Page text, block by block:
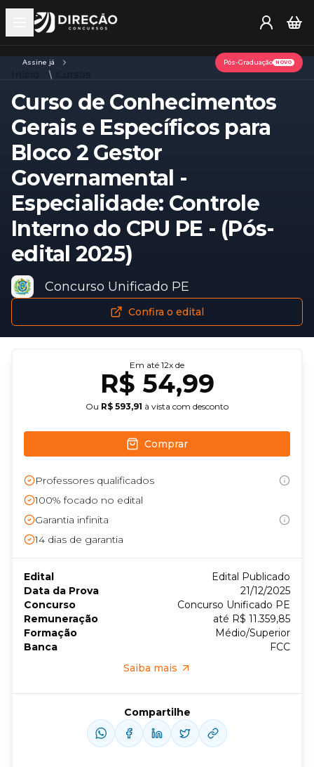
Open main menu
Assine já Pós-Graduação NOVO
Curso de Conhecimentos
Gerais e Específicos para
Bloco 2 Gestor
Governamental -
Especialidade: Controle
Interno do CPU PE - (Pós-
edital 2025)
Concurso Unificado PE
Confira o edital
Em até 12x de
R$ 54,99
Ou R$ 593,91 à vista com desconto
Comprar
Professores qualificados
100% focado no edital
Garantia infinita
14 dias de garantia
Edital
Edital Publicado
Data da Prova
21/12/2025
Concurso
Concurso Unificado PE
Remuneração
até R$ 11.359,85
Formação
Médio/Superior
Banca
FCC
Saiba mais
Compartilhe